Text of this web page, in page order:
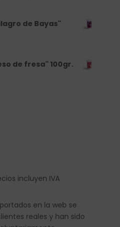
de Bayas"
de fresa" 100gr.
incluyen IVA
en la web se
reales y han sido